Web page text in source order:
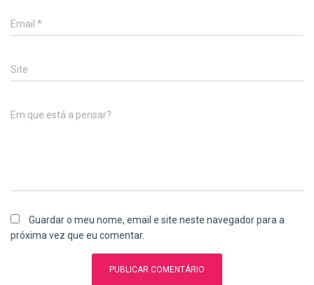
Email *
Site
Em que está a pensar?
Guardar o meu nome, email e site neste navegador para a
próxima vez que eu comentar.